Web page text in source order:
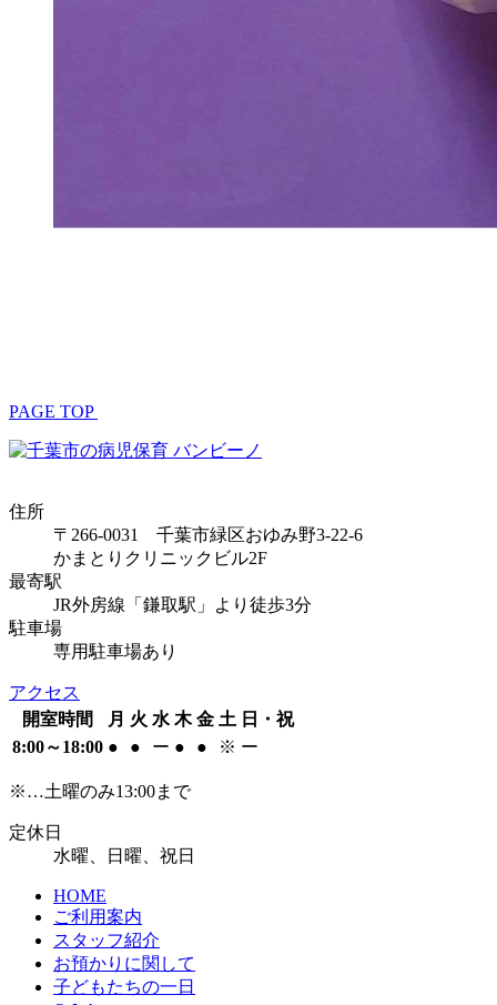
PAGE TOP
住所
〒266-0031 千葉市緑区おゆみ野3-22-6
かまとりクリニックビル2F
最寄駅
JR外房線「鎌取駅」より徒歩3分
駐車場
専用駐車場あり
アクセス
開室時間
月 火 水 木 金 土 日・祝
8:00～18:00 ● ● ー ● ● ※ ー
※…土曜のみ13:00まで
定休日
水曜、日曜、祝日
HOME
ご利用案内
スタッフ紹介
お預かりに関して
子どもたちの一日